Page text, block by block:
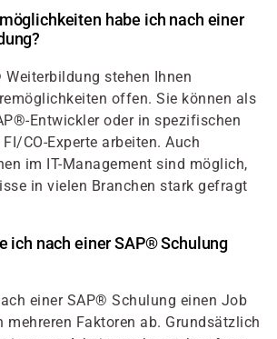
habe ich nach einer
Weiterbildung stehen Ihnen
offen. Sie können als
Entwickler oder in spezifischen
CO-Experte arbeiten. Auch
im IT-Management sind möglich,
in vielen Branchen stark gefragt
ich nach einer SAP® Schulung
einer SAP® Schulung einen Job
mehreren Faktoren ab. Grundsätzlich